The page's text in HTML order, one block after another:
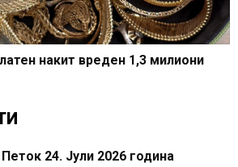
накит вреден 1,3 милиони
24. Јули 2026 година